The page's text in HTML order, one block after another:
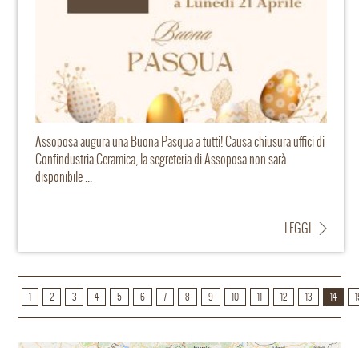
Assoposa augura una Buona Pasqua a tutti! Causa chiusura uffici di
Confindustria Ceramica, la segreteria di Assoposa non sarà
disponibile ...
LEGGI
1 2 3 4 5 6 7 8 9 10 11 12 13 14